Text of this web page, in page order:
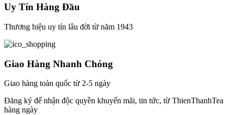
Uy Tín Hàng Đầu
Thương hiệu uy tín lâu đời từ năm 1943
Giao Hàng Nhanh Chóng
Giao hàng toàn quốc từ 2-5 ngày
Đăng ký để nhận độc quyền khuyến mãi, tin tức, từ ThienThanhTea
hàng ngày